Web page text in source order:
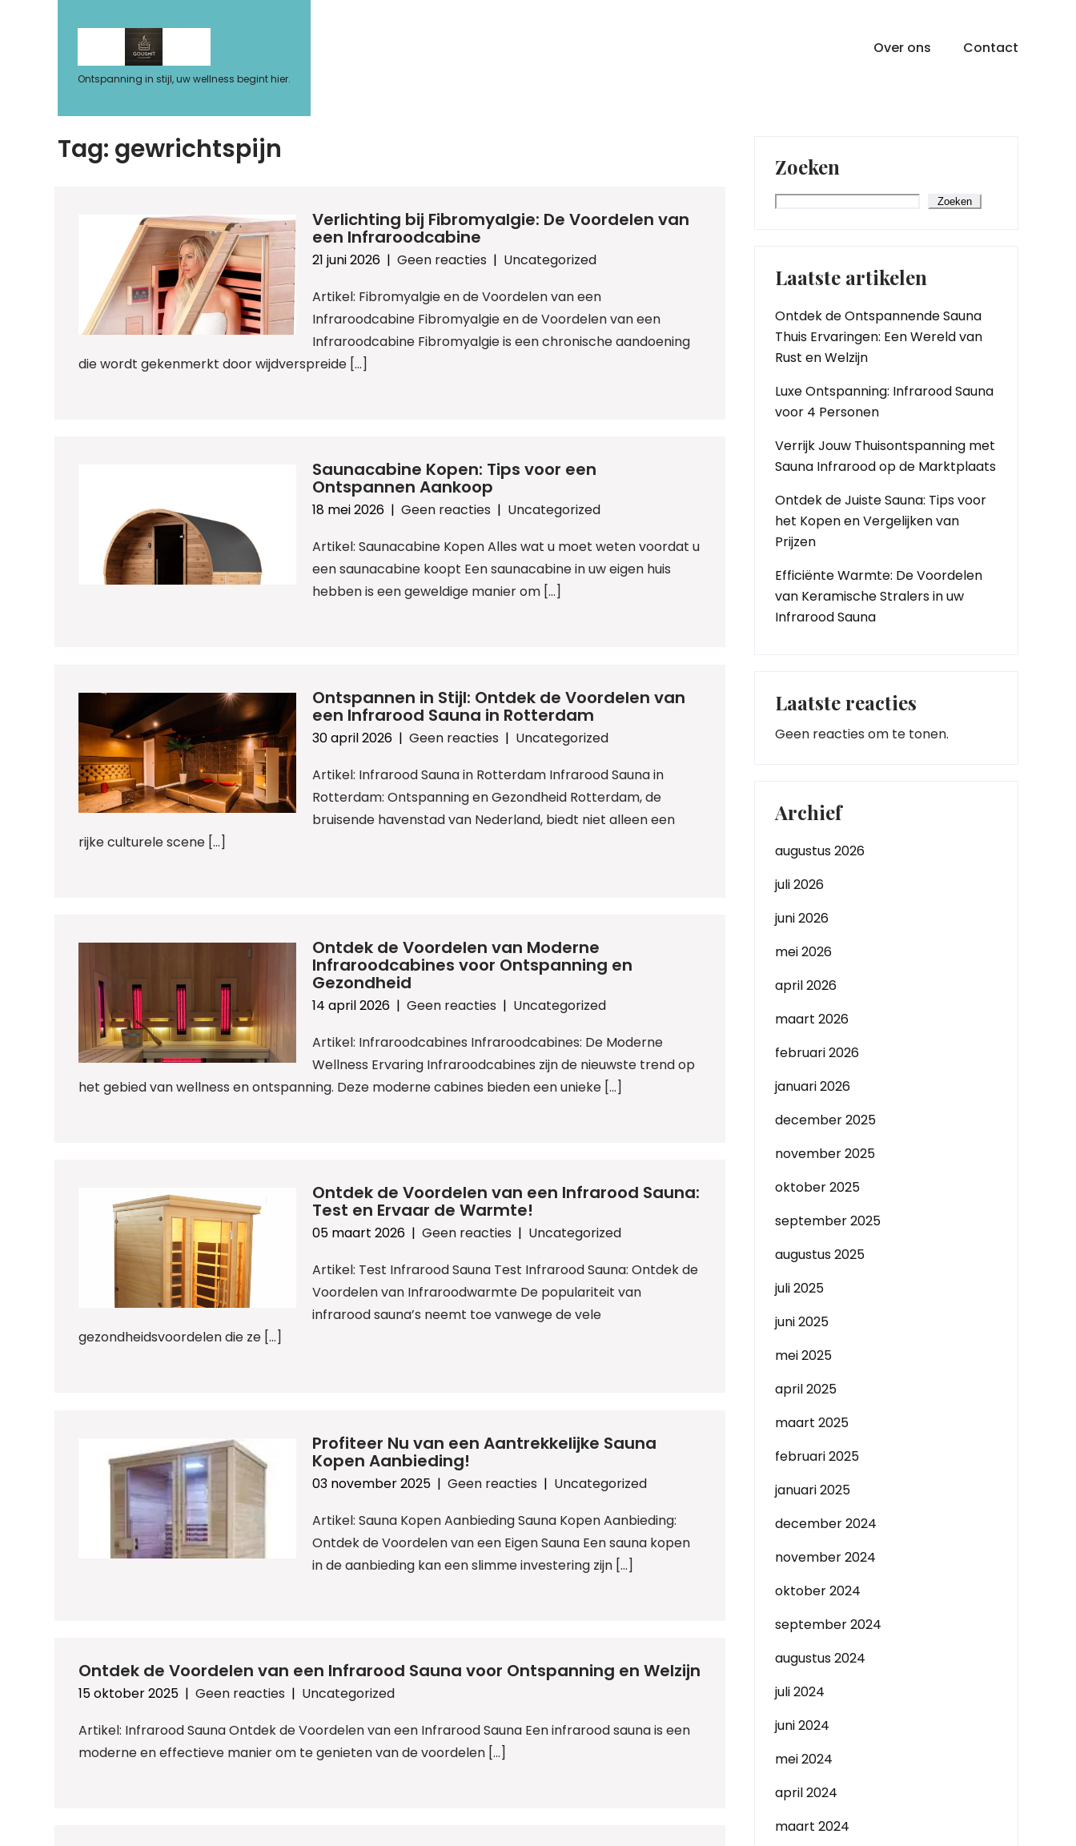
Ontspanning in stijl, uw wellness begint hier.
Over ons Contact
Tag: gewrichtspijn
Verlichting bij Fibromyalgie: De Voordelen van
een Infraroodcabine
21 juni 2026 |Geen reacties | Uncategorized
Artikel: Fibromyalgie en de Voordelen van een
Infraroodcabine Fibromyalgie en de Voordelen van een
Infraroodcabine Fibromyalgie is een chronische aandoening
die wordt gekenmerkt door wijdverspreide […]
Saunacabine Kopen: Tips voor een
Ontspannen Aankoop
18 mei 2026 |Geen reacties | Uncategorized
Artikel: Saunacabine Kopen Alles wat u moet weten voordat u
een saunacabine koopt Een saunacabine in uw eigen huis
hebben is een geweldige manier om […]
Ontspannen in Stijl: Ontdek de Voordelen van
een Infrarood Sauna in Rotterdam
30 april 2026 |Geen reacties | Uncategorized
Artikel: Infrarood Sauna in Rotterdam Infrarood Sauna in
Rotterdam: Ontspanning en Gezondheid Rotterdam, de
bruisende havenstad van Nederland, biedt niet alleen een
rijke culturele scene […]
Ontdek de Voordelen van Moderne
Infraroodcabines voor Ontspanning en
Gezondheid
14 april 2026 |Geen reacties | Uncategorized
Artikel: Infraroodcabines Infraroodcabines: De Moderne
Wellness Ervaring Infraroodcabines zijn de nieuwste trend op
het gebied van wellness en ontspanning. Deze moderne cabines bieden een unieke […]
Ontdek de Voordelen van een Infrarood Sauna:
Test en Ervaar de Warmte!
05 maart 2026 |Geen reacties | Uncategorized
Artikel: Test Infrarood Sauna Test Infrarood Sauna: Ontdek de
Voordelen van Infraroodwarmte De populariteit van
infrarood sauna’s neemt toe vanwege de vele
gezondheidsvoordelen die ze […]
Profiteer Nu van een Aantrekkelijke Sauna
Kopen Aanbieding!
03 november 2025 |Geen reacties | Uncategorized
Artikel: Sauna Kopen Aanbieding Sauna Kopen Aanbieding:
Ontdek de Voordelen van een Eigen Sauna Een sauna kopen
in de aanbieding kan een slimme investering zijn […]
Ontdek de Voordelen van een Infrarood Sauna voor Ontspanning en Welzijn
15 oktober 2025 | Geen reacties | Uncategorized
Artikel: Infrarood Sauna Ontdek de Voordelen van een Infrarood Sauna Een infrarood sauna is een
moderne en effectieve manier om te genieten van de voordelen […]
Zoeken
Zoeken
Laatste artikelen
Ontdek de Ontspannende Sauna
Thuis Ervaringen: Een Wereld van
Rust en Welzijn
Luxe Ontspanning: Infrarood Sauna
voor 4 Personen
Verrijk Jouw Thuisontspanning met
Sauna Infrarood op de Marktplaats
Ontdek de Juiste Sauna: Tips voor
het Kopen en Vergelijken van
Prijzen
Efficiënte Warmte: De Voordelen
van Keramische Stralers in uw
Infrarood Sauna
Laatste reacties
Geen reacties om te tonen.
Archief
augustus 2026
juli 2026
juni 2026
mei 2026
april 2026
maart 2026
februari 2026
januari 2026
december 2025
november 2025
oktober 2025
september 2025
augustus 2025
juli 2025
juni 2025
mei 2025
april 2025
maart 2025
februari 2025
januari 2025
december 2024
november 2024
oktober 2024
september 2024
augustus 2024
juli 2024
juni 2024
mei 2024
april 2024
maart 2024